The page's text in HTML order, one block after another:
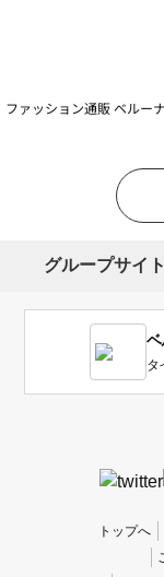
ファッション通販 ベルーナ
グループサイト
ベ
タ
トップへ